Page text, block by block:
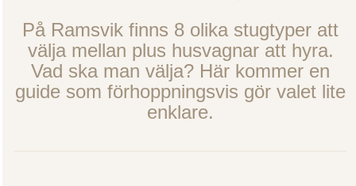
På Ramsvik finns 8 olika stugtyper att
välja mellan plus husvagnar att hyra.
Vad ska man välja? Här kommer en
guide som förhoppningsvis gör valet lite
enklare.